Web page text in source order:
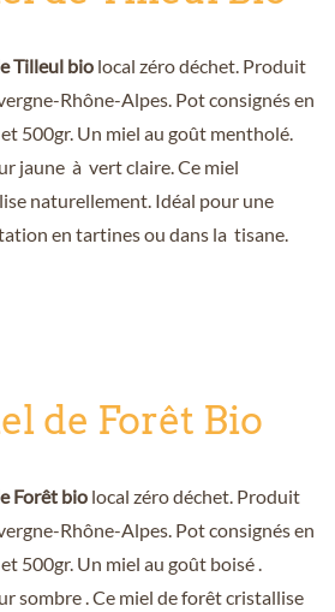
Tilleul biolocal zéro déchet. Produit
Rhône-Alpes. Pot consignés en
500gr. Un miel au goût mentholé.
jaune à vert claire. Ce miel
naturellement. Idéal pour une
en tartines ou dans la tisane.
de Forêt Bio
Forêt biolocal zéro déchet. Produit
Rhône-Alpes. Pot consignés en
500gr. Un miel au goût boisé .
sombre . Ce miel de forêt cristallise